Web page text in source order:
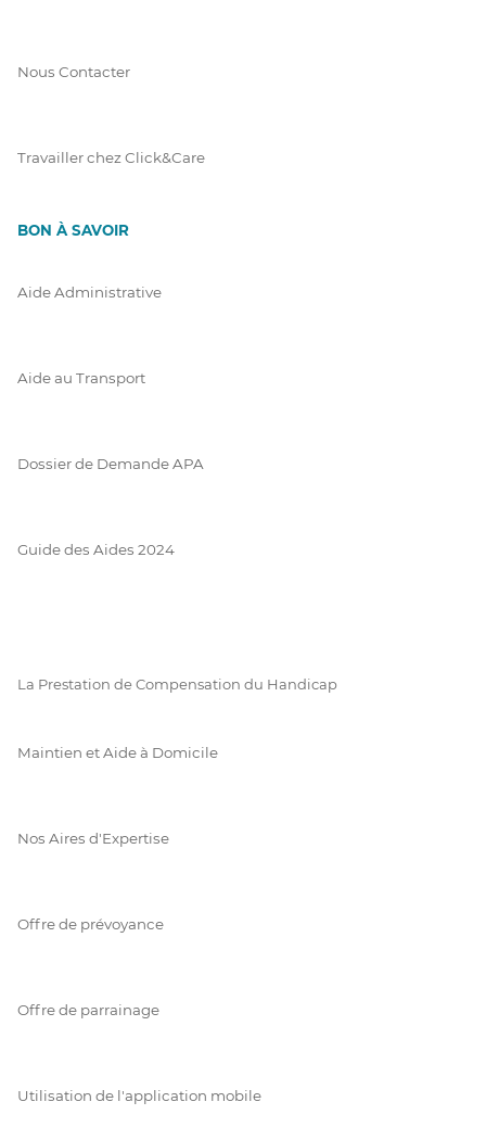
Nous Contacter
Travailler chez Click&Care
BON À SAVOIR
Aide Administrative
Aide au Transport
Dossier de Demande APA
Guide des Aides 2024
La Prestation de Compensation du Handicap
Maintien et Aide à Domicile
Nos Aires d'Expertise
Offre de prévoyance
Offre de parrainage
Utilisation de l'application mobile